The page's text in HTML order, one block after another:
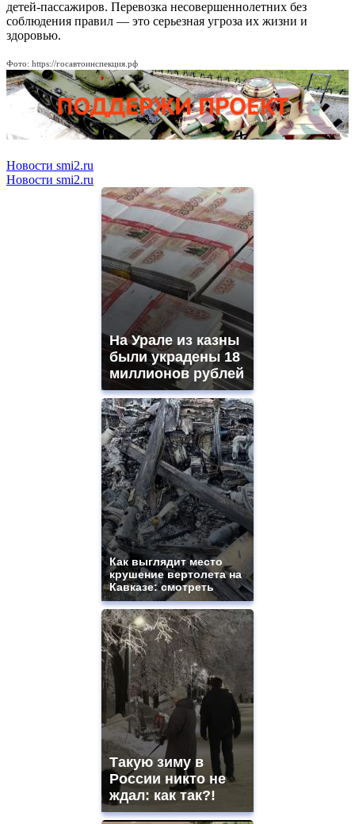
детей-пассажиров. Перевозка несовершеннолетних без
соблюдения правил — это серьезная угроза их жизни и
здоровью.
Фото: https://госавтоинспекция.рф
Новости smi2.ru
Новости smi2.ru
На Урале из казны
были украдены 18
миллионов рублей
Как выглядит место
крушение вертолета на
Кавказе: смотреть
Такую зиму в
России никто не
ждал: как так?!